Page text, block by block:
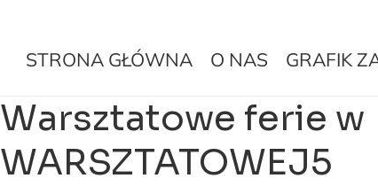
STRONA GŁÓWNA O NAS GRAFIK
Warsztatowe ferie w
WARSZTATOWEJ5